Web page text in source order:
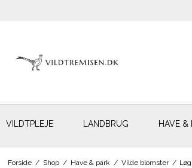
VILDTPLEJE LANDBRUG HAVE &
Forside / Shop / Have & park / Vilde blomster /